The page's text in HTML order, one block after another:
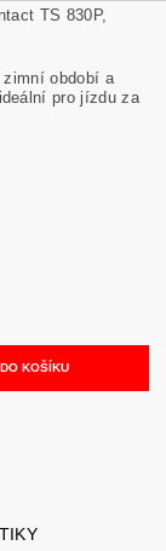
TS 830P,
zimní období a
pro jízdu za